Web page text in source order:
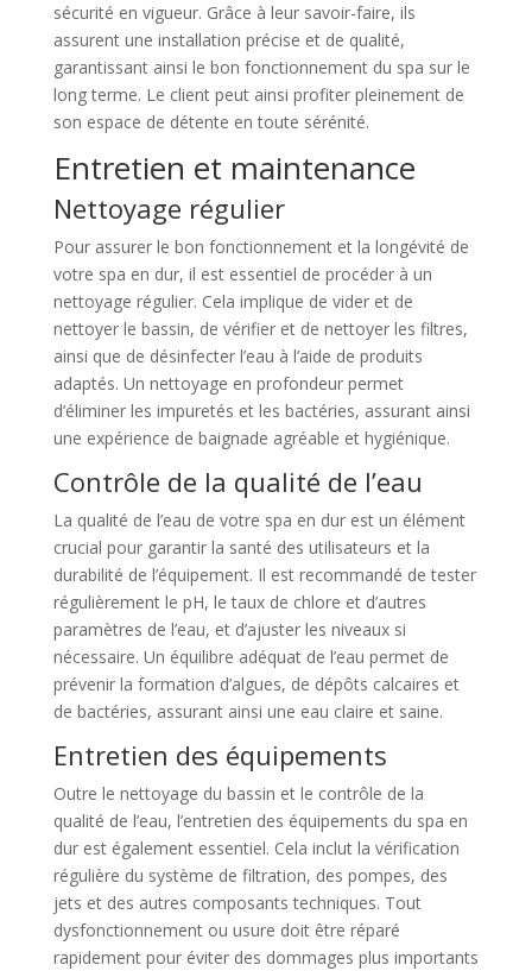
sécurité en vigueur. Grâce à leur savoir-faire, ils
assurent une installation précise et de qualité,
garantissant ainsi le bon fonctionnement du spa sur le
long terme. Le client peut ainsi profiter pleinement de
son espace de détente en toute sérénité.
Entretien et maintenance
Nettoyage régulier
Pour assurer le bon fonctionnement et la longévité de
votre spa en dur, il est essentiel de procéder à un
nettoyage régulier. Cela implique de vider et de
nettoyer le bassin, de vérifier et de nettoyer les filtres,
ainsi que de désinfecter l’eau à l’aide de produits
adaptés. Un nettoyage en profondeur permet
d’éliminer les impuretés et les bactéries, assurant ainsi
une expérience de baignade agréable et hygiénique.
Contrôle de la qualité de l’eau
La qualité de l’eau de votre spa en dur est un élément
crucial pour garantir la santé des utilisateurs et la
durabilité de l’équipement. Il est recommandé de tester
régulièrement le pH, le taux de chlore et d’autres
paramètres de l’eau, et d’ajuster les niveaux si
nécessaire. Un équilibre adéquat de l’eau permet de
prévenir la formation d’algues, de dépôts calcaires et
de bactéries, assurant ainsi une eau claire et saine.
Entretien des équipements
Outre le nettoyage du bassin et le contrôle de la
qualité de l’eau, l’entretien des équipements du spa en
dur est également essentiel. Cela inclut la vérification
régulière du système de filtration, des pompes, des
jets et des autres composants techniques. Tout
dysfonctionnement ou usure doit être réparé
rapidement pour éviter des dommages plus importants